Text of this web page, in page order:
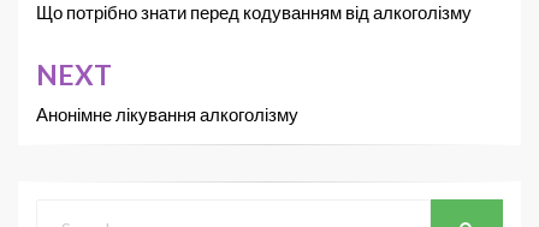
Що потрібно знати перед кодуванням від алкоголізму
NEXT
Анонімне лікування алкоголізму